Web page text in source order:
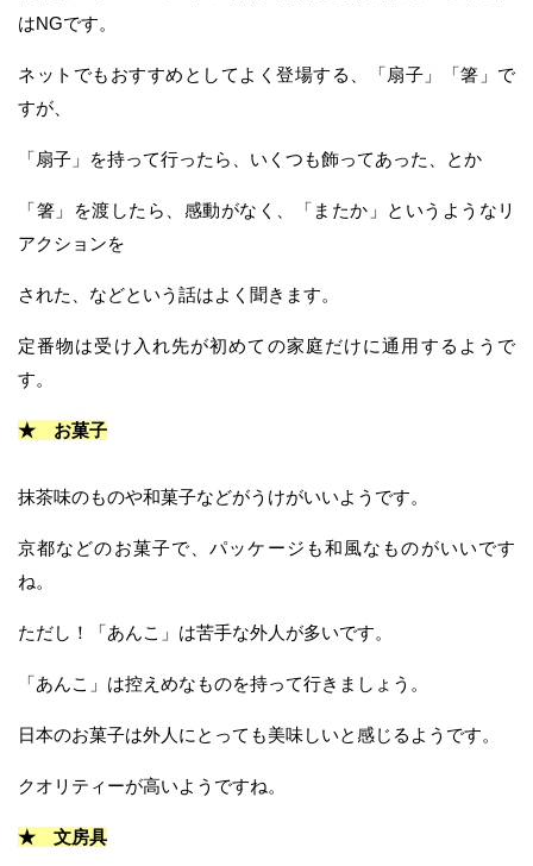
はNGです。
ネットでもおすすめとしてよく登場する、「扇子」「箸」で
すが、
「扇子」を持って行ったら、いくつも飾ってあった、とか
「箸」を渡したら、感動がなく、「またか」というようなリ
アクションを
された、などという話はよく聞きます。
定番物は受け入れ先が初めての家庭だけに通用するようで
す。
★ お菓子
抹茶味のものや和菓子などがうけがいいようです。
京都などのお菓子で、パッケージも和風なものがいいです
ね。
ただし！「あんこ」は苦手な外人が多いです。
「あんこ」は控えめなものを持って行きましょう。
日本のお菓子は外人にとっても美味しいと感じるようです。
クオリティーが高いようですね。
★ 文房具